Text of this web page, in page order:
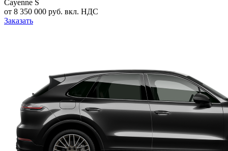
Cayenne S
от 8 350 000 руб. вкл. НДС
Заказать